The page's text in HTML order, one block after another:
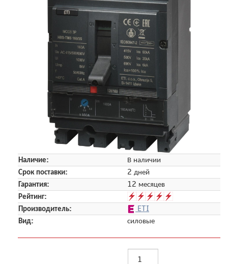
Наличие:
В наличии
Срок поставки:
2 дней
Гарантия:
12 месяцев
Рейтинг:
Производитель:
ETI
Вид:
силовые